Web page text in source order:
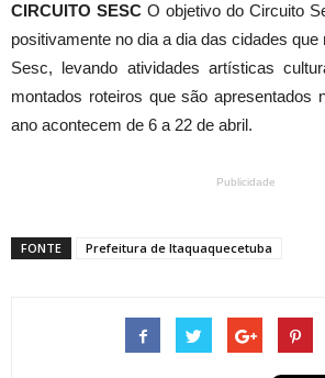
CIRCUITO SESC O objetivo do Circuito
positivamente no dia a dia das cidades
Sesc, levando atividades artísticas
montados roteiros que são apresentados
ano acontecem de 6 a 22 de abril.
Publicidade
FONTE Prefeitura de Itaquaquecetuba